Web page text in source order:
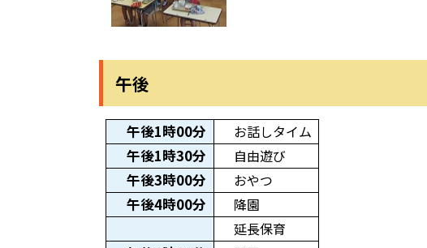
午後
午後1時00分
お話しタイム
午後1時30分
自由遊び
午後3時00分
おやつ
午後4時00分
降園
延長保育